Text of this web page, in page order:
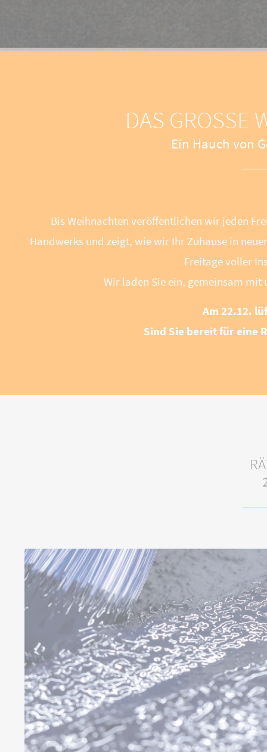
DAS GROSSE
Ein Hauch von
Bis Weihnachten veröffentlichen wir jeden
Handwerks und zeigt, wie wir Ihr Zuhause in
Freitage voller
Wir laden Sie ein, gemeinsam mit
Am 22.12.
Sind Sie bereit für eine